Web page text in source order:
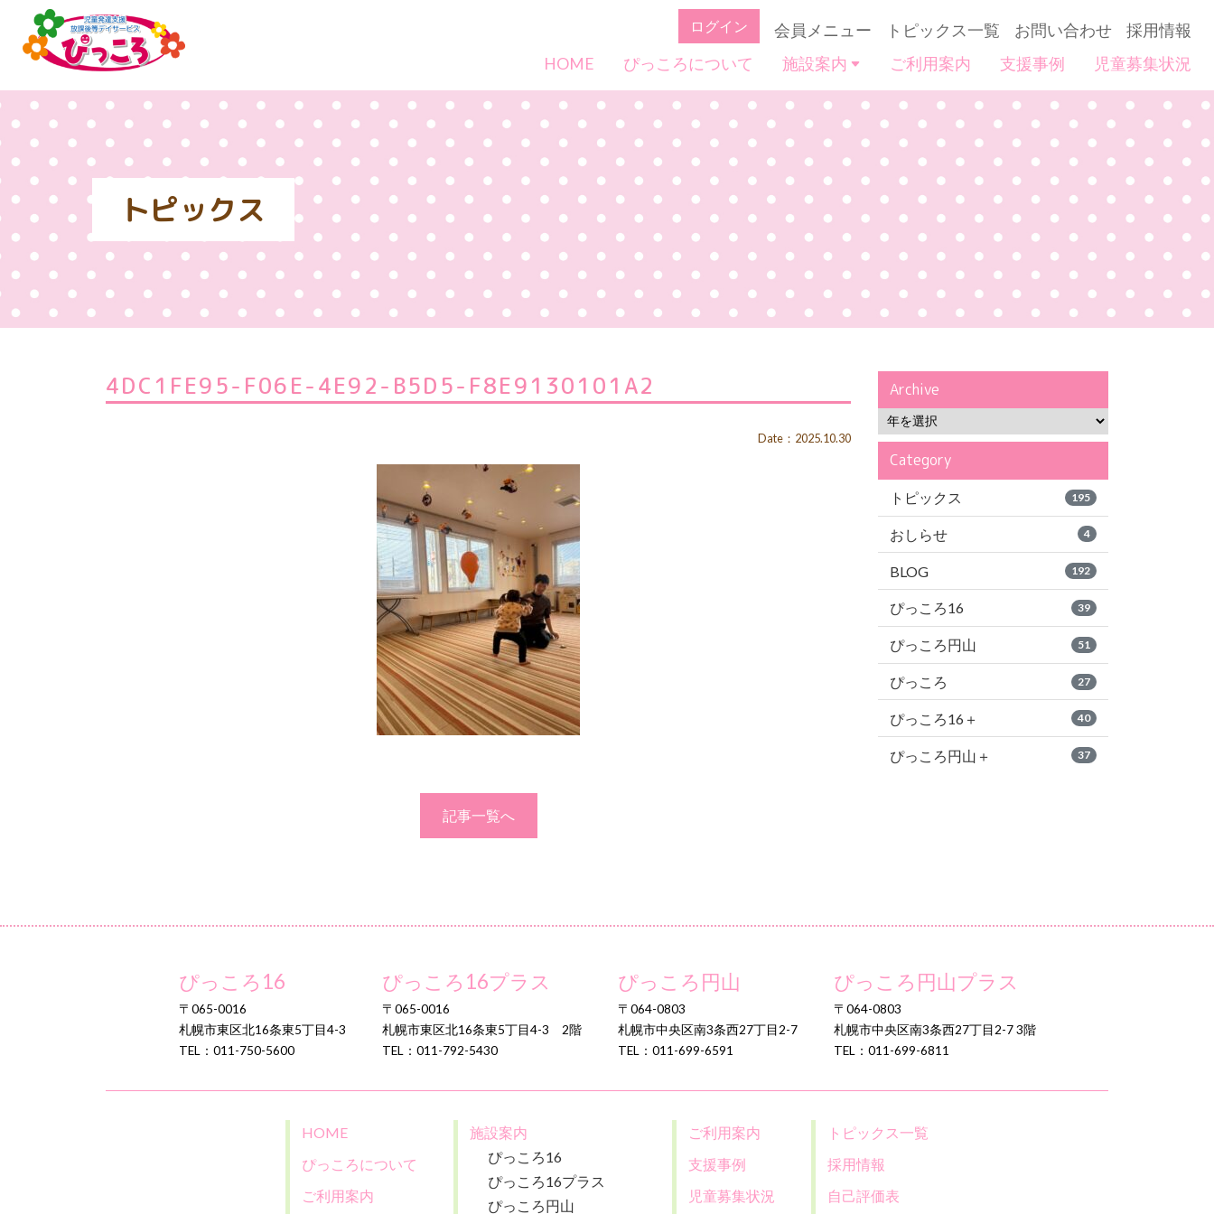
ログイン 会員メニュー トピックス一覧 お問い合わせ
採用情報
HOME
ぴっころについて 施設案内 ご利用案内 支援事例 児童募集状況
トピックス
4DC1FE95-F06E-4E92-B5D5-F8E9130101A2
Date：2025.10.30
記事一覧へ
Archive
Category
トピックス 195
おしらせ 4
BLOG 192
ぴっころ16 39
ぴっころ円山 51
ぴっころ 27
ぴっころ16＋ 40
ぴっころ円山＋ 37
ぴっころ16
〒065-0016
札幌市東区北16条東5丁目4-3
TEL：011-750-5600
ぴっころ16プラス
〒065-0016
札幌市東区北16条東5丁目4-3 2階
TEL：011-792-5430
ぴっころ円山
〒064-0803
札幌市中央区南3条西27丁目2-7
TEL：011-699-6591
ぴっころ円山プラス
〒064-0803
札幌市中央区南3条西27丁目2-7 3階
TEL：011-699-6811
HOME
ぴっころについて
ご利用案内
施設案内
ぴっころ16
ぴっころ16プラス
ぴっころ円山
ご利用案内
支援事例
児童募集状況
トピックス一覧
採用情報
自己評価表